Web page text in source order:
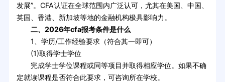
发展”。CFA认证在全球范围内广泛认可，尤其在美国、中国、
英国、香港、新加坡等地的金融机构极具影响力。
二、2026年cfa报考条件是什么
1、学历/工作经验要求（符合其一即可）
(1)取得学士学位
完成学士学位课程或同等项目并取得相应学位。如果不确
定就读课程是否符合此要求，可咨询所在学校。